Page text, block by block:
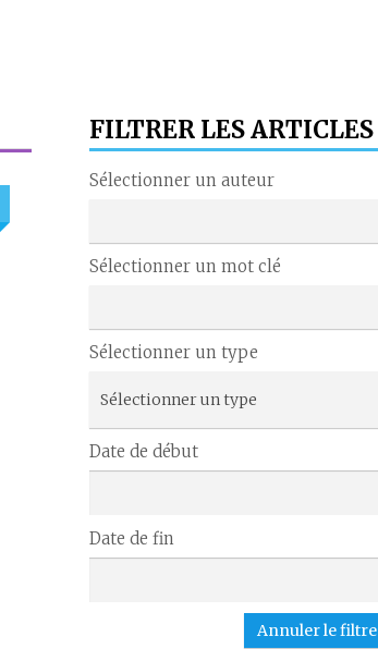
FILTRER LES ARTICLES
Sélectionner un auteur
Sélectionner un mot clé
Sélectionner un type
Sélectionner un type
Date de début
Date de fin
Annuler le filtre